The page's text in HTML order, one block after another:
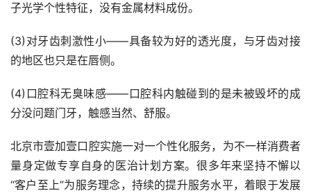
子光学个性特征，没有金属材料成份。
(3)对牙齿刺激性小——具备较为好的透光度，与牙齿对接
的地区也只是在唇侧。
(4)口腔科无臭味感——口腔科内触碰到的是未被毁坏的成
分没问题门牙，触感当然、舒服。
北京市壹加壹口腔实施一对一个性化服务，为不一样消费者
量身定做专享自身的医治计划方案。很多年来坚持不懈以
“客户至上”为服务理念，持续的提升服务水平，着眼于发展